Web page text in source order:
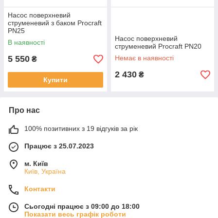
Насос поверхневий
струменевий з баком Procraft
PN25
В наявності
5 550 ₴
Купити
Насос поверхневий
струменевий Procraft PN20
Немає в наявності
2 430 ₴
Про нас
100% позитивних з 19 відгуків за рік
Працює з 25.07.2023
м. Київ
Київ, Україна
Контакти
Сьогодні працює з 09:00 до 18:00
Показати весь графік роботи